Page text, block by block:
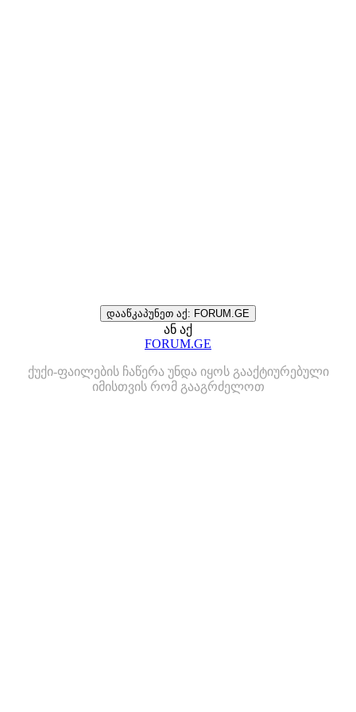
დააწკაპუნეთ აქ: FORUM.GE
ან აქ
FORUM.GE
ქუქი-ფაილების ჩაწერა უნდა იყოს გააქტიურებული
იმისთვის რომ გააგრძელოთ